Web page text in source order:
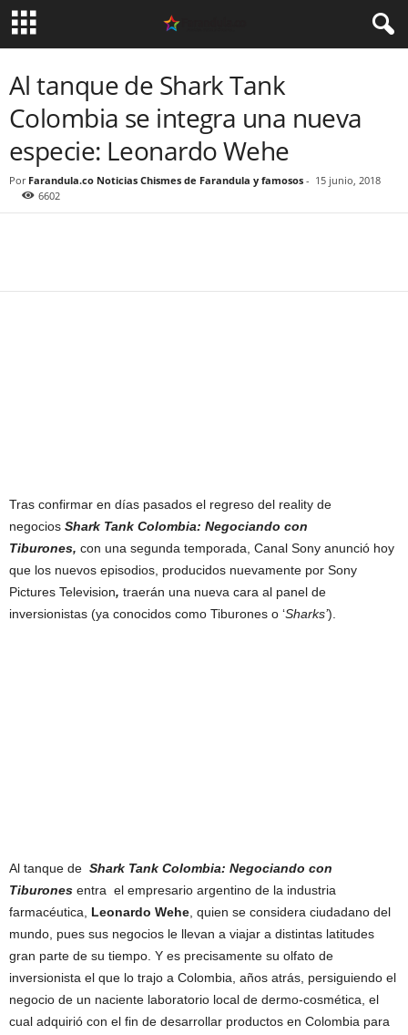
Al tanque de Shark Tank
Colombia se integra una nueva
especie: Leonardo Wehe
Por Farandula.co Noticias Chismes de Farandula y famosos - 15 junio, 2018
6602
Tras confirmar en días pasados el regreso del reality de
negocios Shark Tank Colombia: Negociando con
Tiburones, con una segunda temporada, Canal Sony anunció hoy
que los nuevos episodios, producidos nuevamente por Sony
Pictures Television, traerán una nueva cara al panel de
inversionistas (ya conocidos como Tiburones o ‘Sharks’).
Al tanque de Shark Tank Colombia: Negociando con
Tiburones entra el empresario argentino de la industria
farmacéutica, Leonardo Wehe , quien se considera ciudadano del
mundo, pues sus negocios le llevan a viajar a distintas latitudes
gran parte de su tiempo. Y es precisamente su olfato de
inversionista el que lo trajo a Colombia, años atrás, persiguiendo el
negocio de un naciente laboratorio local de dermo-cosmética, el
cual adquirió con el fin de desarrollar productos en Colombia para